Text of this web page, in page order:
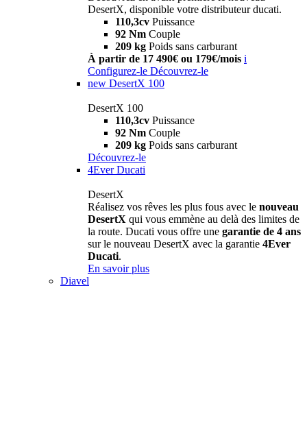
DesertX, disponible votre distributeur ducati.
110,3cv Puissance
92 Nm Couple
209 kg Poids sans carburant
À partir de 17 490€ ou 179€/mois i
Configurez-le Découvrez-le
new DesertX 100
DesertX 100
110,3cv Puissance
92 Nm Couple
209 kg Poids sans carburant
Découvrez-le
4Ever Ducati
DesertX
Réalisez vos rêves les plus fous avec le nouveau
DesertX qui vous emmène au delà des limites de
la route. Ducati vous offre une garantie de 4 ans
sur le nouveau DesertX avec la garantie 4Ever
Ducati.
En savoir plus
Diavel